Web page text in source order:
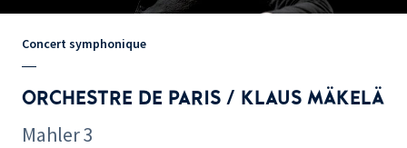
Concert symphonique
ORCHESTRE DE PARIS / KLAUS MÄKELÄ
Mahler 3